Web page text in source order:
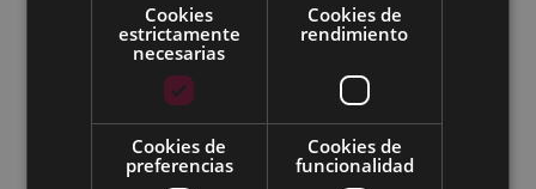
Todas las redes sociales del Ayuntamiento
Eibarko Udala - Untzaga plaza, 1 | 20600 Eibar
Tfnoa.: 943 70 84 00 / 010 | Faxa: 943 70 84 16 |
IFZ: P2003100A | DIR3 L01200300
Cookies
estrictamente
necesarias
Cookies de
rendimiento
Cookies de
preferencias
Cookies de
funcionalidad